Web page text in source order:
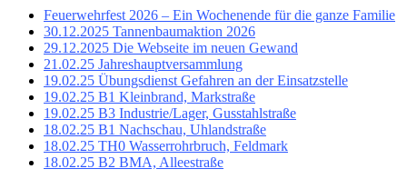
Feuerwehrfest 2026 – Ein Wochenende für die ganze Familie
30.12.2025 Tannenbaumaktion 2026
29.12.2025 Die Webseite im neuen Gewand
21.02.25 Jahreshauptversammlung
19.02.25 Übungsdienst Gefahren an der Einsatzstelle
19.02.25 B1 Kleinbrand, Markstraße
19.02.25 B3 Industrie/Lager, Gusstahlstraße
18.02.25 B1 Nachschau, Uhlandstraße
18.02.25 TH0 Wasserrohrbruch, Feldmark
18.02.25 B2 BMA, Alleestraße